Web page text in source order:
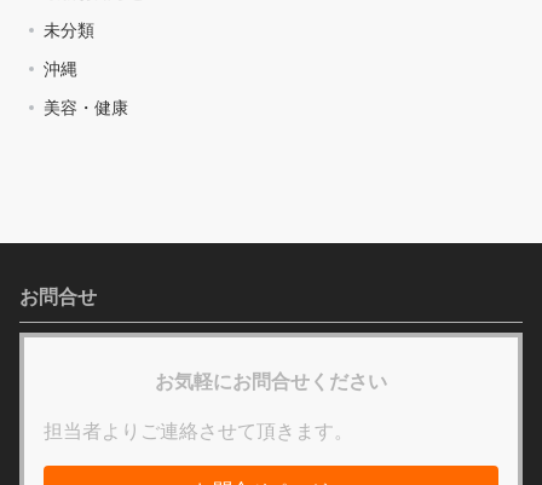
未分類
沖縄
美容・健康
お問合せ
お気軽にお問合せください
担当者よりご連絡させて頂きます。